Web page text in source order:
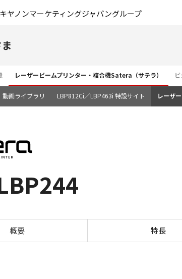
キヤノンマーケティングジャパングループ
レーザービームプリンター・複合機Satera（サテラ）
動画ライブラリ LBP812Ci／LBP463i 特設サイト レーザ
概要 特長